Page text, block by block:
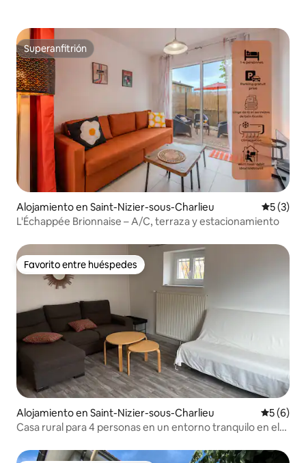
Superanfitrión
Superanfitrión
Alojamiento en Saint-Nizier-sous-Charlieu
5 (3)
L'Échappée Brionnaise – A/C, terraza y estacionamiento
Favorito entre huéspedes
Favorito entre huéspedes
Alojamiento en Saint-Nizier-sous-Charlieu
5 (6)
Casa rural para 4 personas en un entorno tranquilo en el